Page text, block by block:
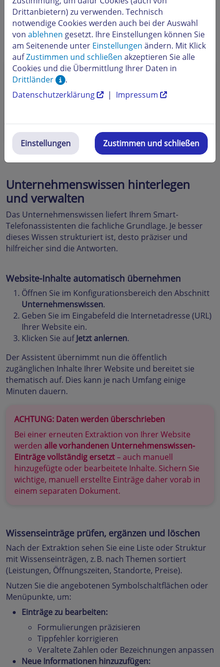
„Du gibst niemals rechtliche oder medizinische
Zusagen. Verweise in solchen Fällen immer auf eine
persönliche Beratung durch unsere
Mitarbeitenden.“
TIPP: Wie einem neuen Kollegen erklären
Formulieren Sie Ihre Verhaltensregeln so, als
würden Sie eine neue Kollegin oder einen neuen
Verhalten zuverlässig umzusetzen.
Unternehmenswissen hinterlegen
und verwalten
Das Unternehmenswissen liefert Ihrem Smart-
Telefonassistenten die fachliche Grundlage. Je besser
dieses Wissen strukturiert ist, desto präziser und
hilfreicher sind die Antworten.
Website-Inhalte automatisch übernehmen
Öffnen Sie im Konfigurationsbereich den Abschnitt
Unternehmenswissen.
Geben Sie im Eingabefeld die Internetadresse (URL)
Ihrer Website ein.
Klicken Sie aufJetzt anlernen.
Der Assistent übernimmt nun die öffentlich
zugänglichen Inhalte Ihrer Website und bereitet sie
thematisch auf. Dies kann je nach Umfang einige
Minuten dauern.
ACHTUNG: Daten werden überschrieben
Bei einer erneuten Extraktion von Ihrer Website
werdenalle vorhandenen Unternehmenswissen-
Einträge vollständig ersetzt– auch manuell
hinzugefügte oder bearbeitete Inhalte. Sichern Sie
wichtige, manuell erstellte Einträge daher vorab in
einem separaten Dokument.
Wissenseinträge prüfen, ergänzen und löschen
Nach der Extraktion sehen Sie eine Liste oder Struktur
mit Wissenseinträgen, z. B. nach Themen sortiert
(Leistungen, Öffnungszeiten, Standorte, Preise).
Nutzen Sie die angebotenen Symbolschaltflächen oder
Menüpunkte, um:
Einträge zu bearbeiten:
Formulierungen präzisieren
Tippfehler korrigieren
Veraltete Zahlen oder Bezeichnungen anpassen
Neue Informationen hinzuzufügen:
Drittanbietern) zu verwenden. Technisch
notwendige Cookies werden auch bei der Auswahl
von ablehnen gesetzt. Ihre Einstellungen können Sie
am Seitenende unter Einstellungen ändern. Mit Klick
aufZustimmen und schließen akzeptieren Sie alle
Cookies und die Übermittlung Ihrer Daten in
Drittländer
.
Datenschutzerklärung
| Impressum
Einstellungen Zustimmen und schließen